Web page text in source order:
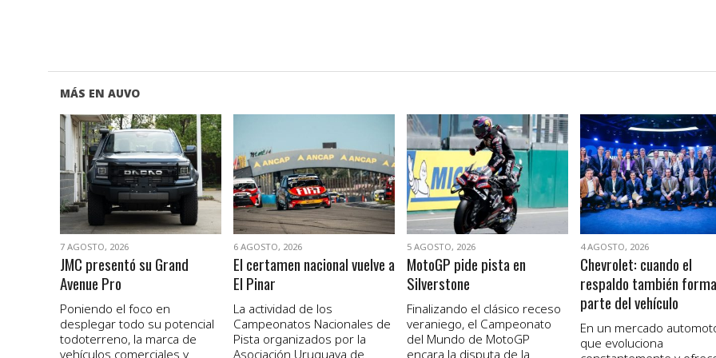
MÁS EN AUVO
VER NOTA
7 AGOSTO, 2026
JMC presentó su Grand
Avenue Pro
Poniendo el foco en
desplegar todo su potencial
todoterreno, la marca de
vehículos comerciales y
VER NOTA
6 AGOSTO, 2026
El certamen nacional vuelve a
El Pinar
La actividad de los
Campeonatos Nacionales de
Pista organizados por la
Asociación Uruguaya de
VER NOTA
5 AGOSTO, 2026
MotoGP pide pista en
Silverstone
Finalizando el clásico receso
veraniego, el Campeonato
del Mundo de MotoGP
encara la disputa de la
VER NOTA
4 AGOSTO, 2026
Chevrolet: cuando el
respaldo también forma
parte del vehículo
En un mercado
que evoluciona